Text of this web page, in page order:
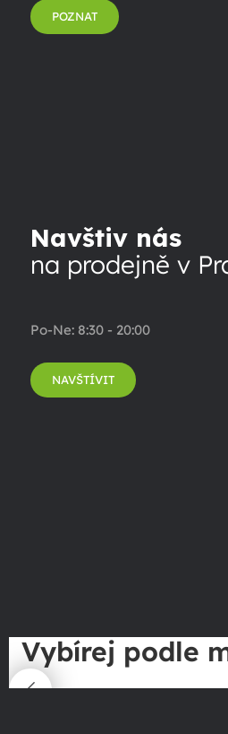
POZNAT
Navštiv nás
na prodejně v
Po-Ne: 8:30 - 20:00
NAVŠTÍVIT
Vybírej podle